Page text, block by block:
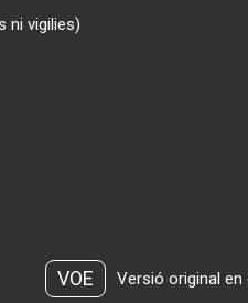
ni vigilies)
VOE Versió original en